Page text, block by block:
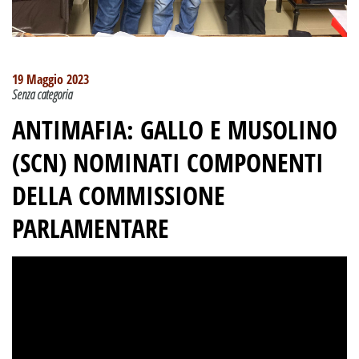
19 Maggio 2023
Senza categoria
ANTIMAFIA: GALLO E MUSOLINO
(SCN) NOMINATI COMPONENTI
DELLA COMMISSIONE
PARLAMENTARE